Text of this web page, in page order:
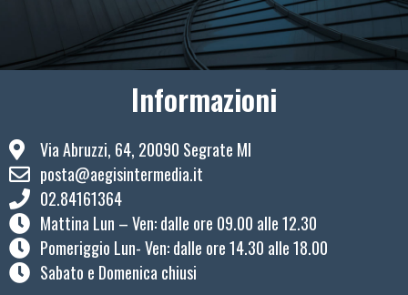
Informazioni
Via Abruzzi, 64, 20090 Segrate MI
posta@aegisintermedia.it
02.84161364
Mattina Lun – Ven: ​dalle ore 09.00 alle 12.30
Pomeriggio Lun- Ven: dalle ore 14.30 alle 18.00
Sabato e Domenica chiusi